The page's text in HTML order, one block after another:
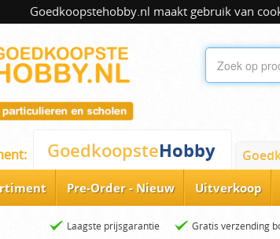
Goedkoopstehobby.nl maakt gebruik van
GoedkoopsteHobby
Pre-Order - Nieuw Uitverkoop
Laagste prijsgarantie Gratis verzending